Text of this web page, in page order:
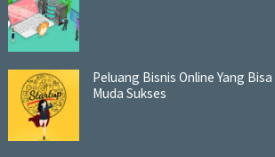
Peluang Bisnis Online Yang
Muda Sukses